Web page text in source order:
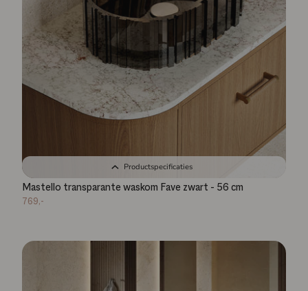
Productspecificaties
Mastello transparante waskom Fave zwart - 56 cm
769,-